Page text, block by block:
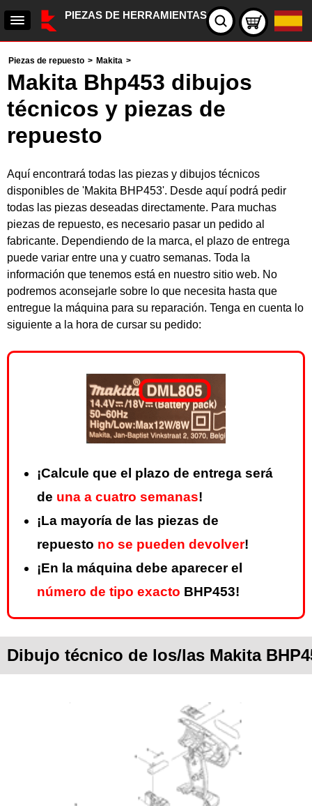
PIEZAS DE HERRAMIENTAS
Piezas de repuesto > Makita >
Makita Bhp453 dibujos
técnicos y piezas de
repuesto
Aquí encontrará todas las piezas y dibujos técnicos
disponibles de 'Makita BHP453'. Desde aquí podrá pedir
todas las piezas deseadas directamente. Para muchas
piezas de repuesto, es necesario pasar un pedido al
fabricante. Dependiendo de la marca, el plazo de entrega
puede variar entre una y cuatro semanas. Toda la
información que tenemos está en nuestro sitio web. No
podremos aconsejarle sobre lo que necesita hasta que
entregue la máquina para su reparación. Tenga en cuenta lo
siguiente a la hora de cursar su pedido:
¡Calcule que el plazo de entrega será
de una a cuatro semanas!
¡La mayoría de las piezas de
repuesto no se pueden devolver!
¡En la máquina debe aparecer el
número de tipo exacto BHP453!
Dibujo técnico de los/las Makita